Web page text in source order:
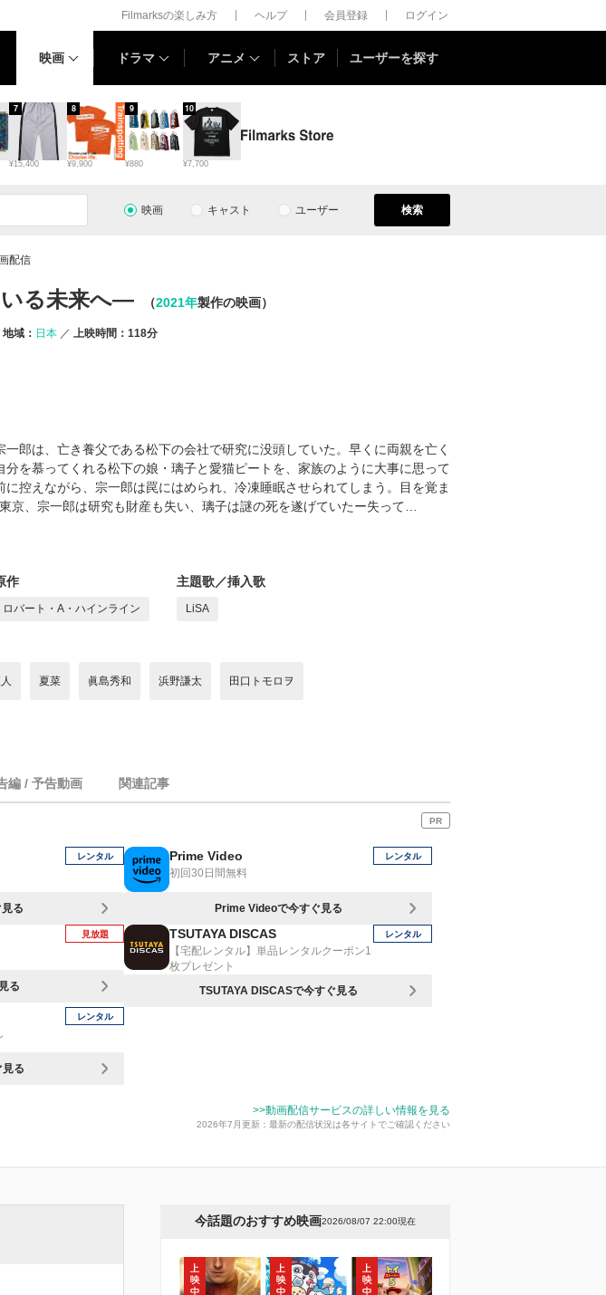
Filmarksの楽しみ方 ヘルプ 会員登録 ログイン
映画 ドラマ アニメ ストア ユーザーを探す
¥15,400
7
¥9,900
8
¥880
9
¥7,700
10
映画 キャスト ユーザー 検索
配信
る未来へ― （2021年製作の映画）
域： 日本
上映時間：118分
郎は、亡き養父である松下の会社で研究に没頭していた。早くに両親を亡く
分を慕ってくれる松下の娘・璃子と愛猫ピートを、家族のように大事に思って
控えながら、宗一郎は罠にはめられ、冷凍睡眠させられてしまう。目を覚ま
京、宗一郎は研究も財産も失い、璃子は謎の死を遂げていたー失って…
作
ロバート・A・ハインライン
主題歌／挿入歌
LiSA
夏菜 眞島秀和 浜野謙太 田口トモロヲ
編 / 予告動画 関連記事
PR
レンタル
る
Prime Video
初回30日間無料
レンタル
Prime Videoで今すぐ見る
見放題
る
TSUTAYA DISCAS
【宅配レンタル】単品レンタルクーポン1
枚プレゼント
レンタル
TSUTAYA DISCASで今すぐ見る
レンタル
る
>>動画配信サービスの詳しい情報を見る
2026年7月更新：最新の配信状況は各サイトでご確認ください
今話題のおすすめ映画2026/08/07 22:00現在